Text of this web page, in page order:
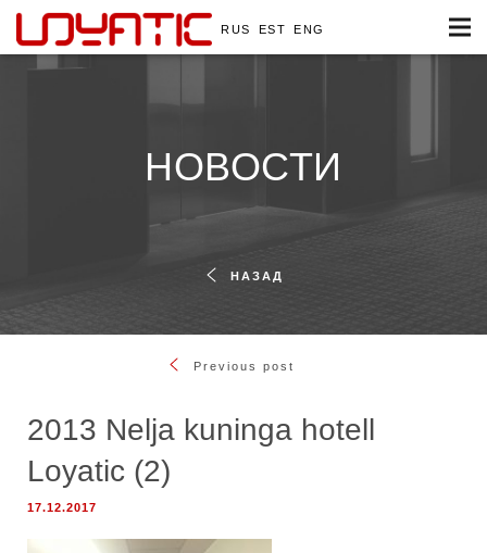
RUS EST ENG
НОВОСТИ
НАЗАД
Previous post
2013 Nelja kuninga hotell
Loyatic (2)
17.12.2017